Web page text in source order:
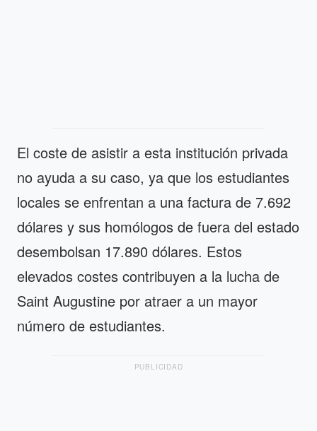
El coste de asistir a esta institución privada
no ayuda a su caso, ya que los estudiantes
locales se enfrentan a una factura de 7.692
dólares y sus homólogos de fuera del estado
desembolsan 17.890 dólares. Estos
elevados costes contribuyen a la lucha de
Saint Augustine por atraer a un mayor
número de estudiantes.
PUBLICIDAD